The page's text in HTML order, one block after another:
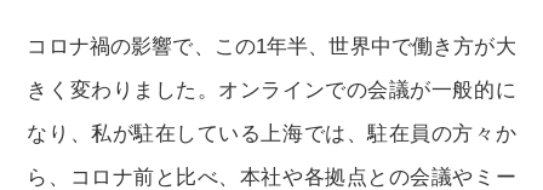
コロナ禍の影響で、この1年半、世界中で働き方が大
きく変わりました。オンラインでの会議が一般的に
なり、私が駐在している上海では、駐在員の方々か
ら、コロナ前と比べ、本社や各拠点との会議やミー